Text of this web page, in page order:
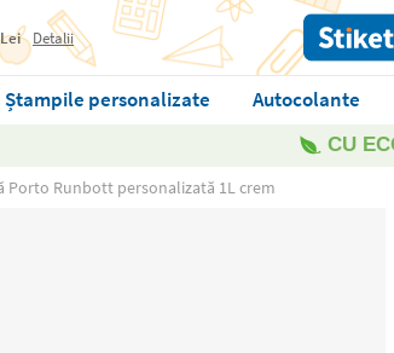
Detalii
Ștampile personalizate Autocolante
CU
Porto Runbott personalizată 1L crem